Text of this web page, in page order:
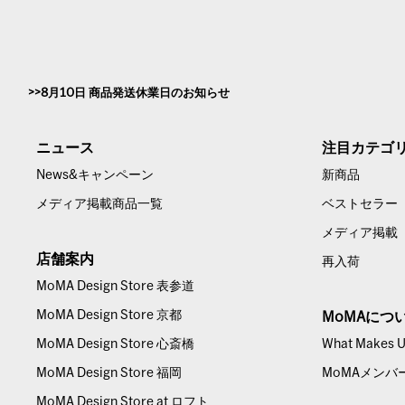
8月10日 商品発送休業日のお知らせ
ニュース
News&キャンペーン
メディア掲載商品一覧
店舗案内
MoMA Design Store 表参道
MoMA Design Store 京都
MoMA Design Store 心斎橋
MoMA Design Store 福岡
MoMA Design Store at ロフト
注目カテゴ
新商品
ベストセラー
メディア掲載
再入荷
MoMAにつ
What Makes
MoMAメンバ